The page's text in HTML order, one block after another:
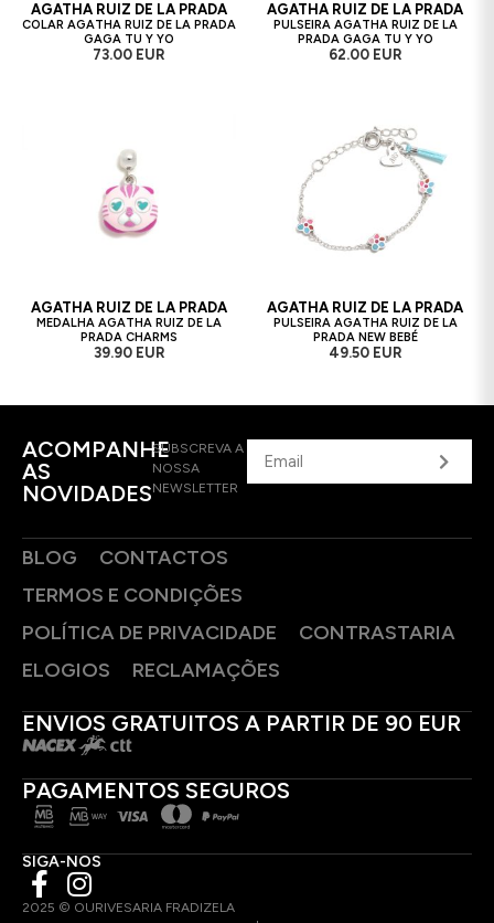
AGATHA RUIZ DE LA PRADA
COLAR AGATHA RUIZ DE LA PRADA
GAGA TU Y YO
73.00 EUR
AGATHA RUIZ DE LA PRADA
PULSEIRA AGATHA RUIZ DE LA
PRADA GAGA TU Y YO
62.00 EUR
AGATHA RUIZ DE LA PRADA
MEDALHA AGATHA RUIZ DE LA
PRADA CHARMS
39.90 EUR
AGATHA RUIZ DE LA PRADA
PULSEIRA AGATHA RUIZ DE LA
PRADA NEW BEBÉ
49.50 EUR
ACOMPANHE
AS
NOVIDADES
SUBSCREVA A
NOSSA
NEWSLETTER
BLOG
CONTACTOS
TERMOS E CONDIÇÕES
POLÍTICA DE PRIVACIDADE
CONTRASTARIA
ELOGIOS
RECLAMAÇÕES
ENVIOS GRATUITOS A PARTIR DE 90 EUR
PAGAMENTOS SEGUROS
SIGA-NOS
2025 © OURIVESARIA FRADIZELA